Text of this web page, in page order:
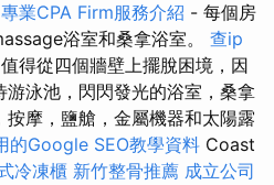
專業CPA Firm服務介紹 - 每個房
浴室和桑拿浴室。 查ip
值得從四個牆壁上擺脫困境，因
泳池，閃閃發光的浴室，桑拿
摩，鹽艙，金屬機器和太陽露
的Google SEO教學資料 Coast
冷凍櫃 新竹整骨推薦 成立公司